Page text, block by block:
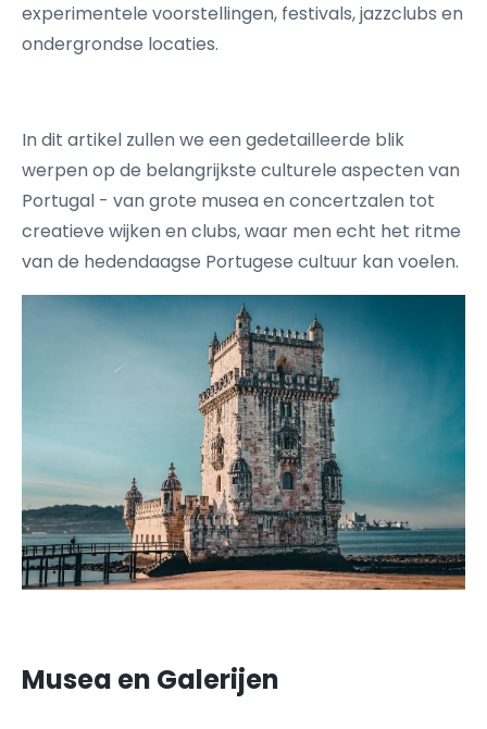
experimentele voorstellingen, festivals, jazzclubs en
ondergrondse locaties.
In dit artikel zullen we een gedetailleerde blik
werpen op de belangrijkste culturele aspecten van
Portugal - van grote musea en concertzalen tot
creatieve wijken en clubs, waar men echt het ritme
van de hedendaagse Portugese cultuur kan voelen.
Musea en Galerijen